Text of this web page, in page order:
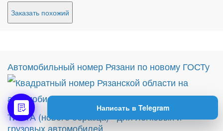
Написать в Telegram
Заказать похожий
Автомобильный номер Рязани по новому ГОСТу
Тип 1А (нового образца) - для легковых и
грузовых автомобилей